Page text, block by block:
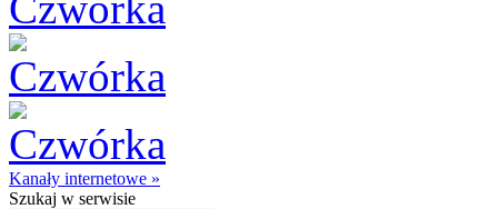
Kanały internetowe »
Szukaj w serwisie